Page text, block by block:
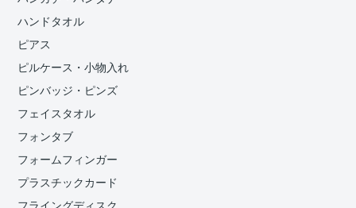
ハンドタオル
ピアス
ピルケース・小物入れ
ピンバッジ・ピンズ
フェイスタオル
フォンタブ
フォームフィンガー
プラスチックカード
フライングディスク